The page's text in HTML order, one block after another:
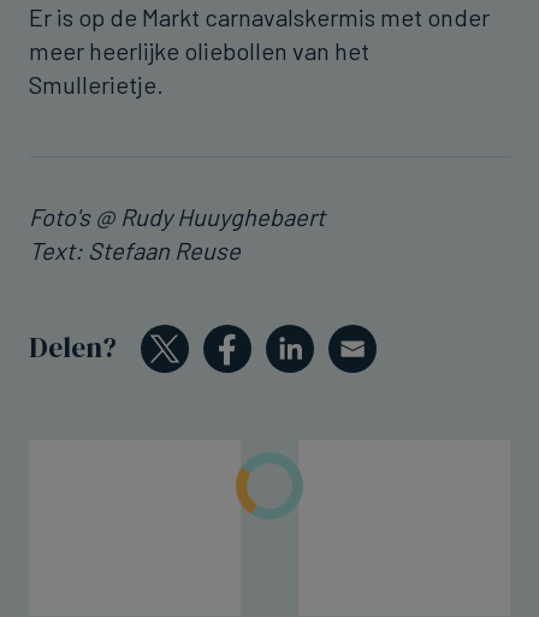
Er is op de Markt carnavalskermis met onder
meer heerlijke oliebollen van het
Smullerietje.
Foto's @ Rudy Huuyghebaert
Text: Stefaan Reuse
Delen?